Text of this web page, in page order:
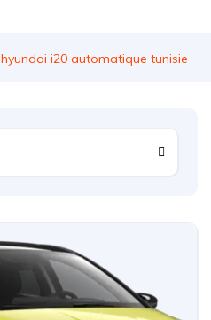
hyundai i20 automatique tunisie